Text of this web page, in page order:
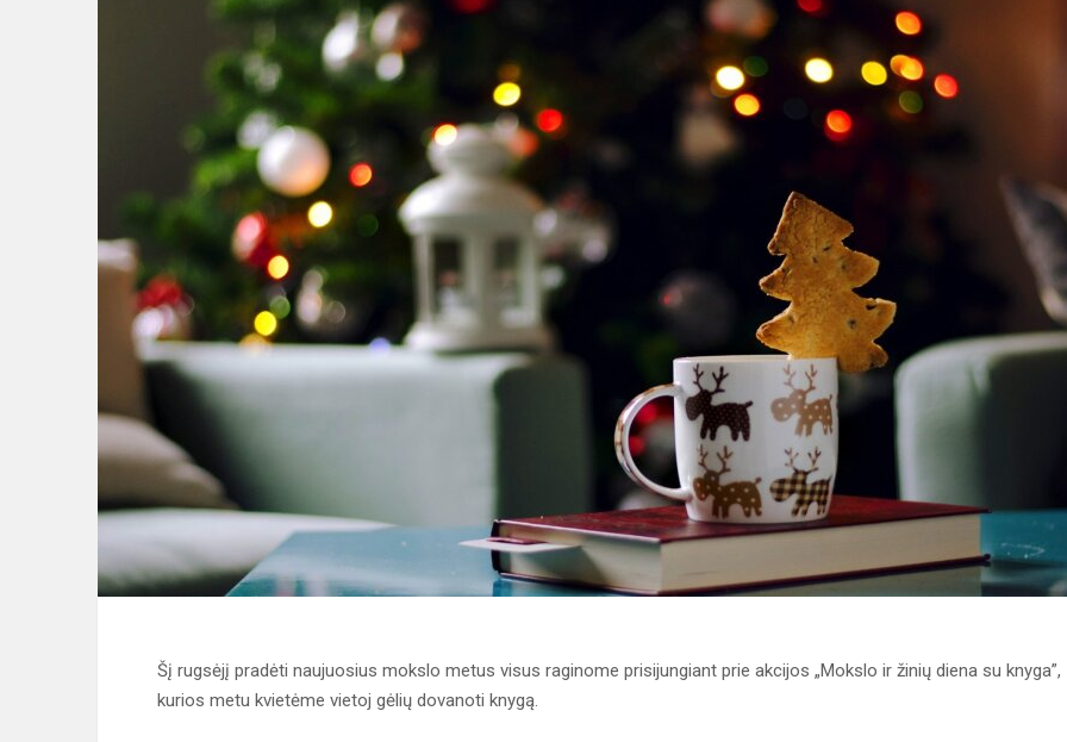
Šį rugsėjį pradėti naujuosius mokslo metus visus raginome prisijungiant prie akcijos „Mokslo ir žinių diena su knyga”,
kurios metu kvietėme vietoj gėlių dovanoti knygą.